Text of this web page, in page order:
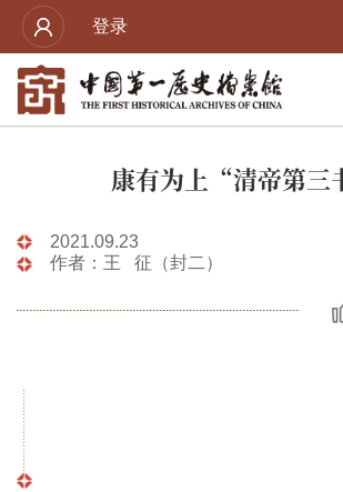
登录
康有为上“清帝第三
2021.09.23
作者：王 征（封二）